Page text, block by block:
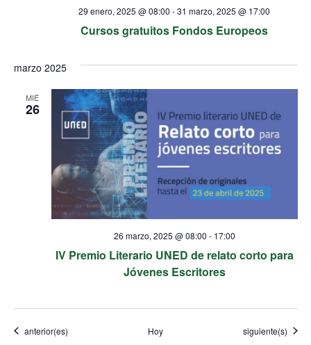
Cursos gratuitos Fondos Europeos
29 enero, 2025 @ 08:00 -31 marzo, 2025 @ 17:00
marzo 2025
MIÉ
26
IV Premio Literario UNED de relato corto para
Jóvenes Escritores
26 marzo, 2025 @ 08:00 - 17:00
Eventos
anterior(es) Hoy Eventos
siguiente(s)